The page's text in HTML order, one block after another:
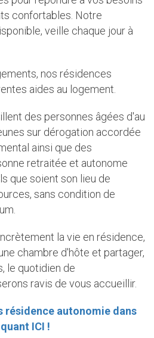
confortables. Notre
veille chaque jour à
nos résidences
aides au logement.
des personnes âgées d'au
sur dérogation accordée
ainsi que des
retraitée et autonome
que soient son lieu de
sans condition de
la vie en résidence,
chambre d'hôte et partager,
le quotidien de
ravis de vous accueillir.
résidence autonomie dans
ICI !